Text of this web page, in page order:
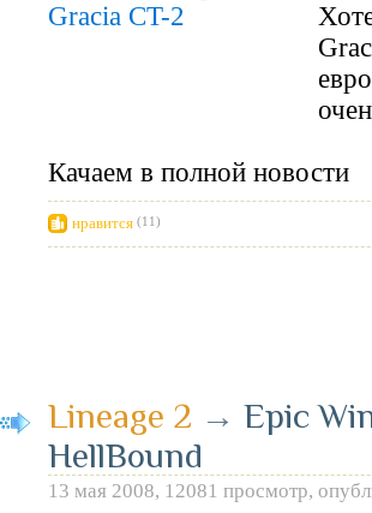
Качаем в полной новости
нравится (11)
Lineage 2 → Epic
HellBound
13 мая 2008, 12081 просмотр,